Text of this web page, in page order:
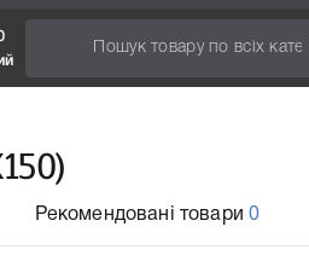
Рекомендовані товари 0